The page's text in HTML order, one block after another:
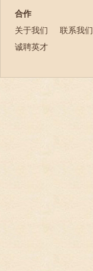
合作
关于我们
联系我们
诚聘英才